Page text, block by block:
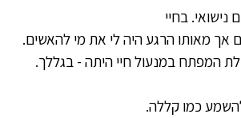
נישואי. בחיי
אך מאותו הרגע היה לי את מי להאשים.
המפתח במנעול חיי היתה - בגללך.
כמו קללה.